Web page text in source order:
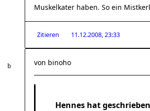
Muskelkater haben. So ein
Zitieren 11.12.2008, 23:33
von binoho
Hennes hat